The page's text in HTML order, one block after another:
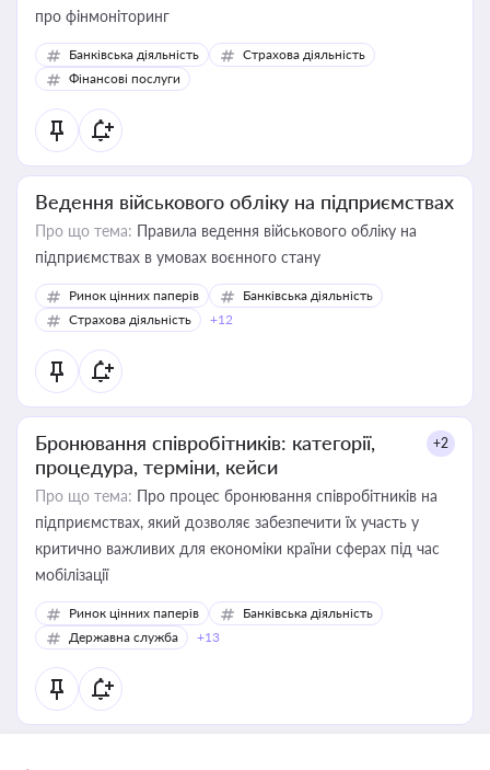
про фінмоніторинг
Банківська діяльність
Страхова діяльність
Фінансові послуги
Ведення військового обліку на підприємствах
Про що тема: Правила ведення військового обліку на
підприємствах в умовах воєнного стану
Ринок цінних паперів
Банківська діяльність
Страхова діяльність
+12
Бронювання співробітників: категорії,
процедура, терміни, кейси
+2
Про що тема: Про процес бронювання співробітників на
підприємствах, який дозволяє забезпечити їх участь у
критично важливих для економіки країни сферах під час
мобілізації
Ринок цінних паперів
Банківська діяльність
Державна служба
+13